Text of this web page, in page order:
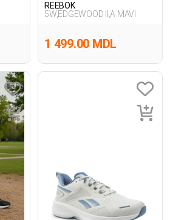
REEBOK
5W,EDGEWOOD II,A MAVI
1 499.00 MDL